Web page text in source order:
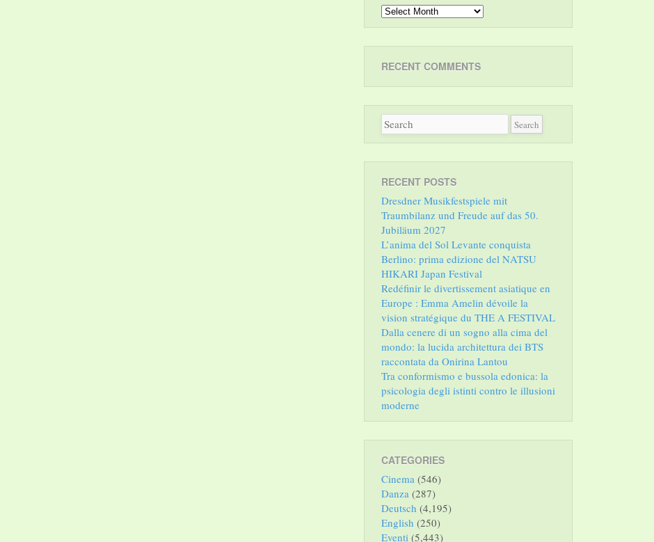
Archives
RECENT COMMENTS
RECENT POSTS
Dresdner Musikfestspiele mit
Traumbilanz und Freude auf das 50.
Jubiläum 2027
L’anima del Sol Levante conquista
Berlino: prima edizione del NATSU
HIKARI Japan Festival
Redéfinir le divertissement asiatique en
Europe : Emma Amelin dévoile la
vision stratégique du THE A FESTIVAL
Dalla cenere di un sogno alla cima del
mondo: la lucida architettura dei BTS
raccontata da Onirina Lantou
Tra conformismo e bussola edonica: la
psicologia degli istinti contro le illusioni
moderne
CATEGORIES
Cinema (546)
Danza (287)
Deutsch (4,195)
English (250)
Eventi (5,443)